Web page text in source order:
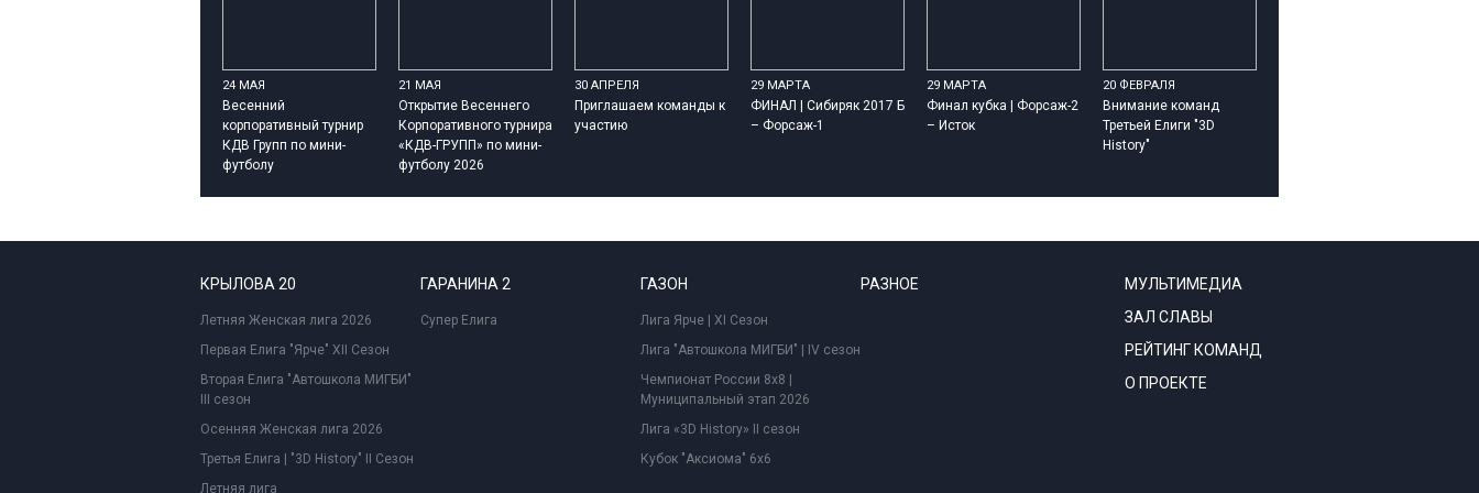
24 МАЯ
Весенний
корпоративный турнир
КДВ Групп по мини-
футболу
21 МАЯ
Открытие Весеннего
Корпоративного турнира
«КДВ-ГРУПП» по мини-
футболу 2026
30 АПРЕЛЯ
Приглашаем команды к
участию
29 МАРТА
ФИНАЛ | Сибиряк 2017 Б
– Форсаж-1
29 МАРТА
Финал кубка | Форсаж-2
– Исток
20 ФЕВРАЛЯ
Внимание команд
Третьей Елиги "3D
History"
КРЫЛОВА 20
Летняя Женская лига 2026
Первая Елига "Ярче" XII Сезон
Вторая Елига "Автошкола МИГБИ"
III сезон
Осенняя Женская лига 2026
Третья Елига | "3D History" II Сезон
Летняя лига
ГАРАНИНА 2
Супер Елига
ГАЗОН
Лига Ярче | XI Сезон
Лига "Автошкола МИГБИ" | IV сезон
Чемпионат России 8x8 |
Муниципальный этап 2026
Лига «3D History» II сезон
Кубок "Аксиома" 6x6
РАЗНОЕ
МУЛЬТИМЕДИА
ЗАЛ СЛАВЫ
РЕЙТИНГ КОМАНД
О ПРОЕКТЕ